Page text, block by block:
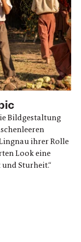
Bildgestaltung
ihrer Rolle
Look eine
Sturheit.“